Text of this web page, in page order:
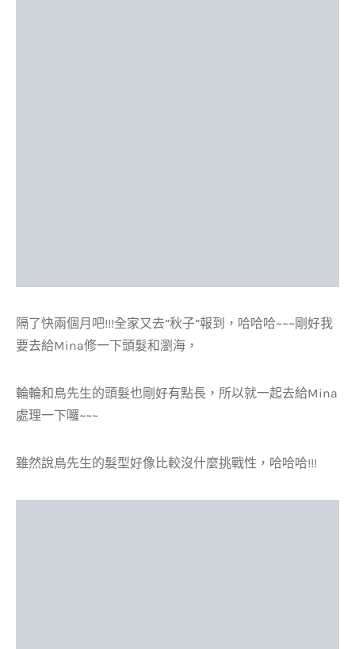
隔了快兩個月吧!!!全家又去”秋子”報到，哈哈哈~~~剛好我
要去給Mina修一下頭髮和瀏海，
輪輪和鳥先生的頭髮也剛好有點長，所以就一起去給Mina
處理一下囉~~~
雖然說鳥先生的髮型好像比較沒什麼挑戰性，哈哈哈!!!